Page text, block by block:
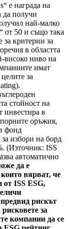
е награда на
да получи
най-малко
от 50 и също така
за критерии за
в областта
високо ниво на
имат
за
стойност на
инвестира в
оръжия,
фонд
избори на борд
(Източник: ISS
автоматично
да е
вярват, че
от ISS ESG,
рискът
за
компании да се